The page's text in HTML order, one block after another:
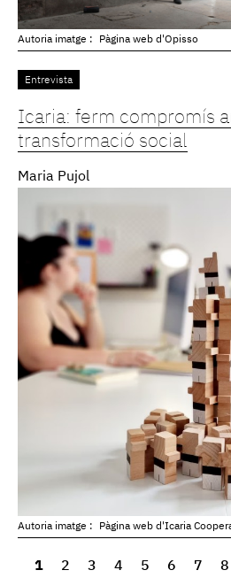
Autoria imatge : Pàgina web d'Opisso
Entrevista
Icaria: ferm compromís
transformació social
Maria Pujol
Autoria imatge : Pàgina web d'Icaria
1 2 3 4 5 6 7 8